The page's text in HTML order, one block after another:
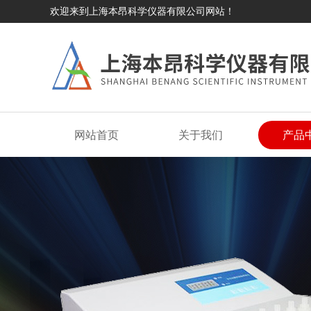
欢迎来到上海本昂科学仪器有限公司网站！
网站首页 关于我们 产品